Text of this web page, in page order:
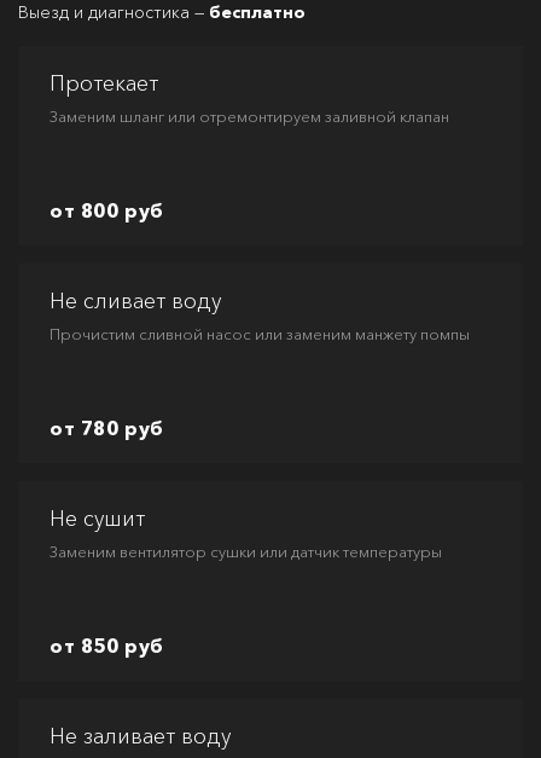
Выезд и диагностика — бесплатно
Протекает
Заменим шланг или отремонтируем заливной клапан
от 800 руб
Не сливает воду
Прочистим сливной насос или заменим манжету помпы
от 780 руб
Не сушит
Заменим вентилятор сушки или датчик температуры
от 850 руб
Не заливает воду